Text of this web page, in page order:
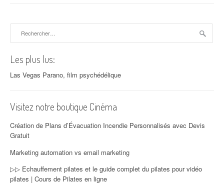
Les plus lus:
Las Vegas Parano, film psychédélique
Visitez notre boutique Cinéma
Création de Plans d’Évacuation Incendie Personnalisés avec Devis
Gratuit
Marketing automation vs email marketing
▷▷ Echauffement pilates et le guide complet du pilates pour vidéo
pilates | Cours de Pilates en ligne